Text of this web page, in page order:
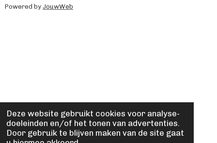
Deze website gebruikt cookies voor analyse-
doeleinden en/of het tonen van advertenties.
Door gebruik te blijven maken van de site gaat
Powered byJouwWeb